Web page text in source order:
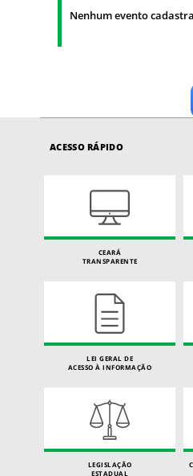
Nenhum evento
ACESSO RÁPIDO
CEARÁ
TRANSPARENTE
LEI GERAL DE
ACESSO À INFORMAÇÃO
LEGISLAÇÃO
ESTADUAL